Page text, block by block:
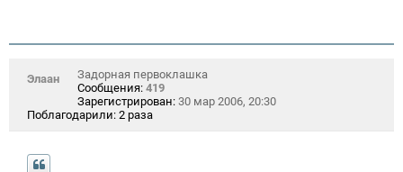
Элаан
Задорная первоклашка
Сообщения: 419
Зарегистрирован: 30 мар 2006, 20:30
Поблагодарили: 2 раза